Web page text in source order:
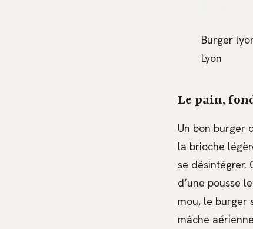
Burger
Lyon
Le pain,
Un bon burger
la brioche
se désintégrer.
d’une pousse
mou, le burger
mâche